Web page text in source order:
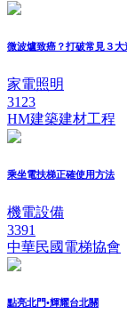
微波爐致癌？打破常見３大
家電照明
3123
HM建築建材工程
乘坐電扶梯正確使用方法
機電設備
3391
中華民國電梯協會
點亮北門•輝耀台北關